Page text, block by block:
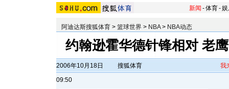
新闻 -体育-
阿迪达斯搜狐体育 > 篮球世界 > NBA> NBA动态
约翰逊霍华德针锋相对 老
2006年10月18日
09:50
搜狐体育 我